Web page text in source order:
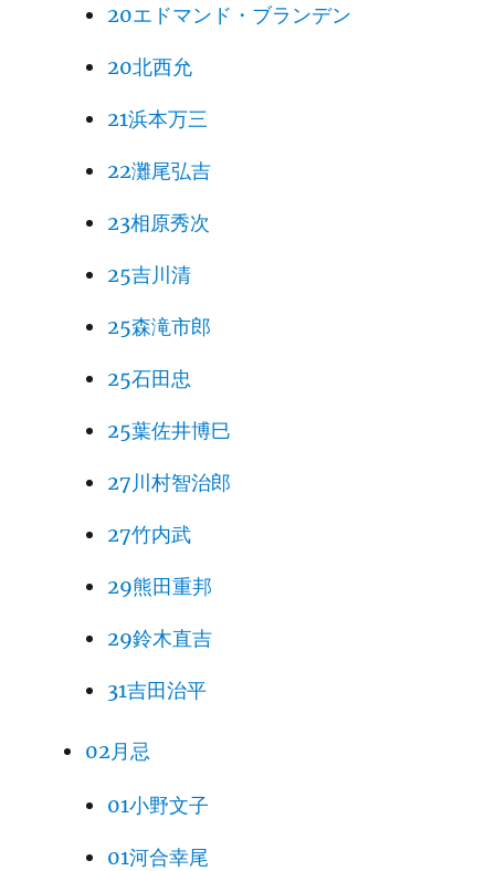
20エドマンド・ブランデン
20北西允
21浜本万三
22灘尾弘吉
23相原秀次
25吉川清
25森滝市郎
25石田忠
25葉佐井博巳
27川村智治郎
27竹内武
29熊田重邦
29鈴木直吉
31吉田治平
02月忌
01小野文子
01河合幸尾